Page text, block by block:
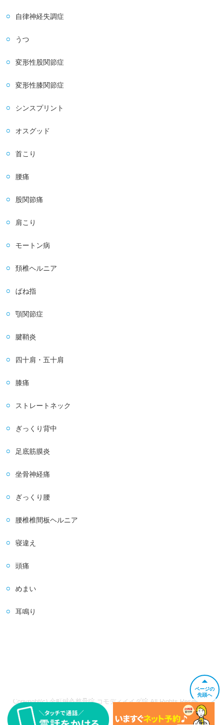
ページの
先頭へ
自律神経失調症
うつ
変形性股関節症
変形性膝関節症
シンスプリント
オスグッド
首こり
腰痛
股関節痛
肩こり
モートン病
頚椎ヘルニア
ばね指
顎関節症
腱鞘炎
四十肩・五十肩
膝痛
ストレートネック
ぎっくり背中
足底筋膜炎
坐骨神経痛
ぎっくり腰
腰椎椎間板ヘルニア
寝違え
頭痛
めまい
耳鳴り
Copyright(c) 金町鍼灸整骨院 コモディイイダ院 All Rights Reserved.